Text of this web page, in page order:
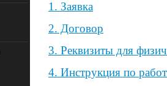
1. Заявка
2. Договор
3. Реквизиты для
4. Инструкция по